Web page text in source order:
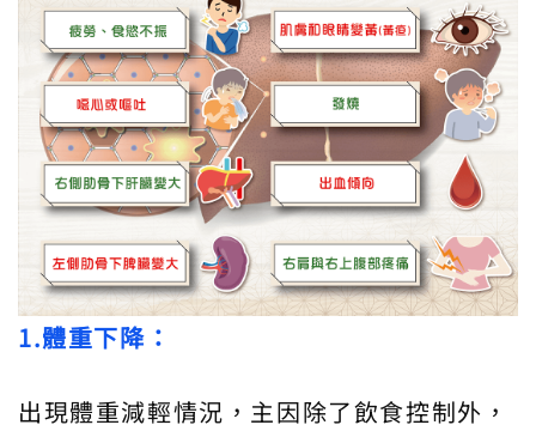
1.體重下降：
出現體重減輕情況，主因除了飲食控制外，